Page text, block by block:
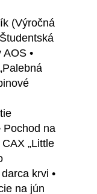
(Výročná
•
Pochod na
„Little
krvi •
na jún